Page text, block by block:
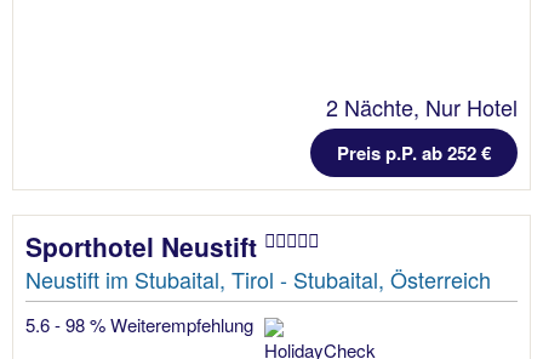
2 Nächte, Nur Hotel
Preis p.P. ab 252 €
Sporthotel Neustift
Neustift im Stubaital, Tirol - Stubaital, Österreich
5.6 - 98 % Weiterempfehlung